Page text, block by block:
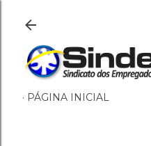
PÁGINA INICIAL